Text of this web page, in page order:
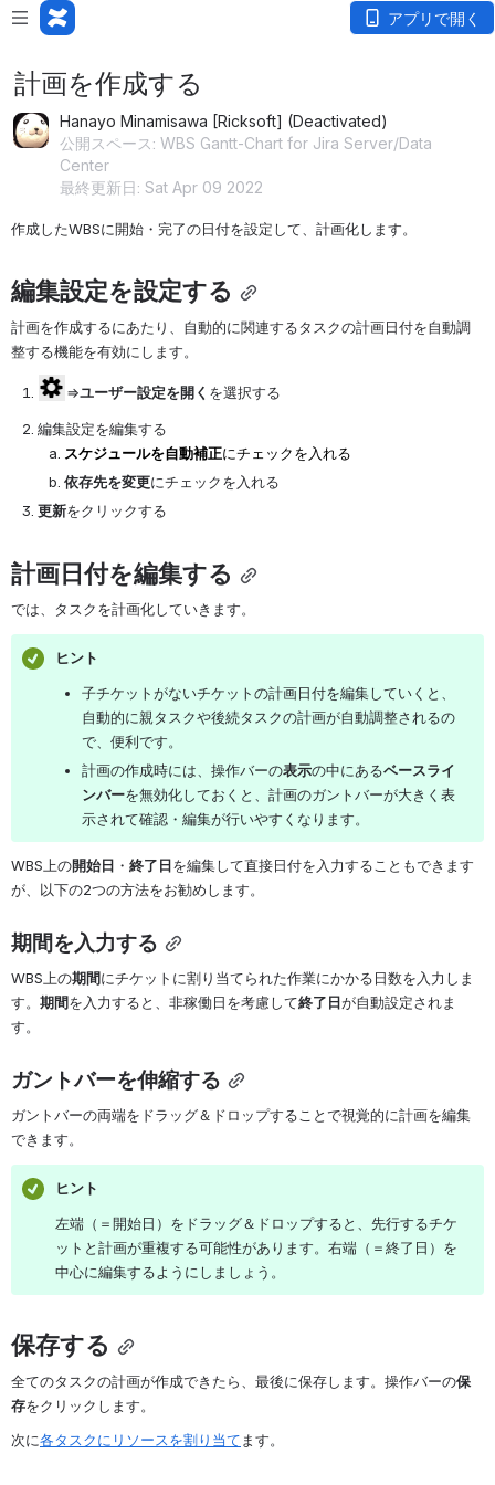
アプリで開く
計画を作成する
Hanayo Minamisawa [Ricksoft] (Deactivated)
公開スペース: WBS Gantt-Chart for Jira Server/Data
Center
最終更新日: Sat Apr 09 2022
作成したWBSに開始・完了の日付を設定して、計画化します。
編集設定を設定する
計画を作成するにあたり、自動的に関連するタスクの計画日付を自動調
整する機能を有効にします。
⇒ユーザー設定を開く を選択する
編集設定を編集する
スケジュールを自動補正にチェックを入れる
依存先を変更にチェックを入れる
更新をクリックする
計画日付を編集する
では、タスクを計画化していきます。
ヒント
子チケットがないチケットの計画日付を編集していくと、
自動的に親タスクや後続タスクの計画が自動調整されるの
で、便利です。
計画の作成時には、操作バーの表示の中にあるベースライ
ンバーを無効化しておくと、計画のガントバーが大きく表
示されて確認・編集が行いやすくなります。
WBS上の開始日 ・ 終了日を編集して直接日付を入力することもできます
が、以下の2つの方法をお勧めします。
期間を入力する
WBS上の期間にチケットに割り当てられた作業にかかる日数を入力しま
す。 期間を入力すると、非稼働日を考慮して終了日が自動設定されま
す。
ガントバーを伸縮する
ガントバーの両端をドラッグ＆ドロップすることで視覚的に計画を編集
できます。
ヒント
左端（＝開始日）をドラッグ＆ドロップすると、先行するチケ
ットと計画が重複する可能性があります。右端（＝終了日）を
中心に編集するようにしましょう。
保存する
全てのタスクの計画が作成できたら、最後に保存します。操作バーの保
存をクリックします。
次に各タスクにリソースを割り当てます。